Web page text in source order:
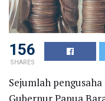
156
SHARES
Sejumlah